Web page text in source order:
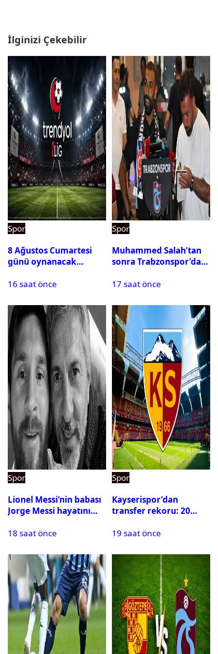
İlginizi Çekebilir
Spor
8 Ağustos Cumartesi
günü oynanacak
16 saat önce
Spor
Muhammed Salah’tan
sonra Trabzonspor’dan
17 saat önce
Spor
Lionel Messi’nin babası
Jorge Messi hayatını
18 saat önce
Spor
Kayserispor’dan
transfer rekoru: 20
19 saat önce